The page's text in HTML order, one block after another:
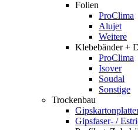
Folien
ProClima
Alujet
Weitere
Klebebänder +
ProClima
Isover
Soudal
Sonstige
Trockenbau
Gipsfaser- /